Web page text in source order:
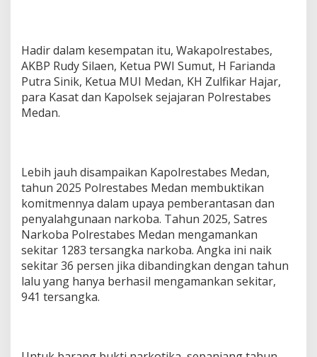
Hadir dalam kesempatan itu, Wakapolrestabes,
AKBP Rudy Silaen, Ketua PWI Sumut, H Farianda
Putra Sinik, Ketua MUI Medan, KH Zulfikar Hajar,
para Kasat dan Kapolsek sejajaran Polrestabes
Medan.
Lebih jauh disampaikan Kapolrestabes Medan,
tahun 2025 Polrestabes Medan membuktikan
komitmennya dalam upaya pemberantasan dan
penyalahgunaan narkoba. Tahun 2025, Satres
Narkoba Polrestabes Medan mengamankan
sekitar 1283 tersangka narkoba. Angka ini naik
sekitar 36 persen jika dibandingkan dengan tahun
lalu yang hanya berhasil mengamankan sekitar,
941 tersangka.